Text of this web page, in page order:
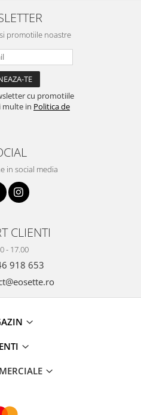
promotiile noastre
cu promotiile
multe in Politica de
in social media
CLIENTI
- 17.00
918 653